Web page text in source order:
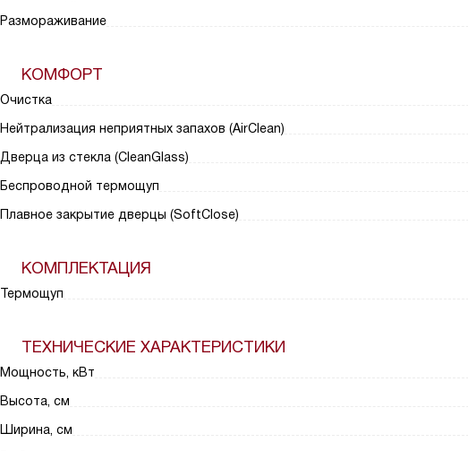
Размораживание
КОМФОРТ
Очистка
Нейтрализация неприятных запахов (AirClean)
Дверца из стекла (CleanGlass)
Беспроводной термощуп
Плавное закрытие дверцы (SoftClose)
КОМПЛЕКТАЦИЯ
Термощуп
ТЕХНИЧЕСКИЕ ХАРАКТЕРИСТИКИ
Мощность, кВт
Высота, см
Ширина, см